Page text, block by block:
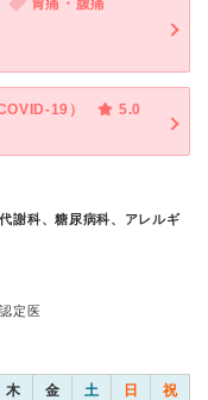
胃痛・腹痛
19）
5.0
謝科、糖尿病科、アレルギ
定医
木 金 土 日 祝